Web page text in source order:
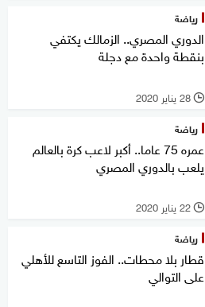
رياضة
الدوري المصري.. الزمالك يكتفي
بنقطة واحدة مع دجلة
l 28 يناير 2020
رياضة
عمره 75 عاما.. أكبر لاعب كرة بالعالم
يلعب بالدوري المصري
l 22 يناير 2020
رياضة
قطار بلا محطات.. الفوز التاسع للأهلي
على التوالي